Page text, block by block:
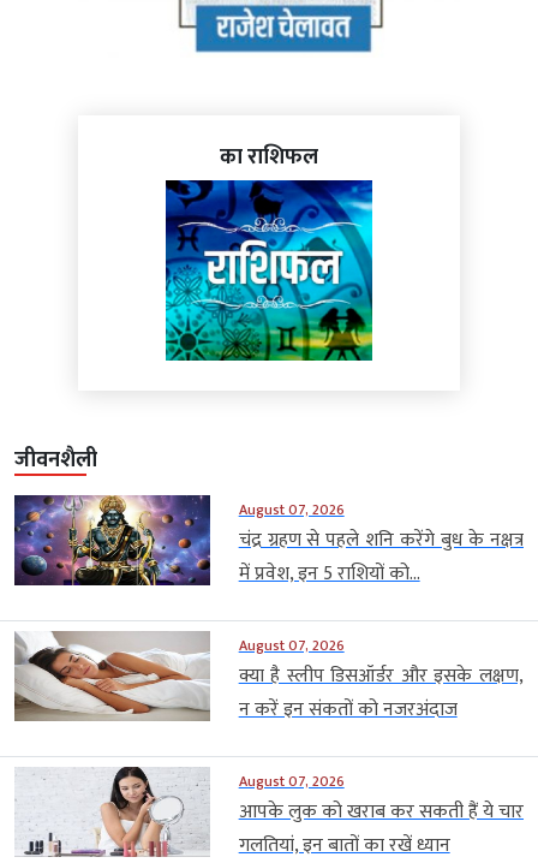
का राशिफल
जीवनशैली
August 07, 2026
चंद्र ग्रहण से पहले शनि करेंगे बुध के नक्षत्र
में प्रवेश, इन 5 राशियों को...
August 07, 2026
क्या है स्लीप डिसऑर्डर और इसके लक्षण,
न करें इन संकतों को नजरअंदाज
August 07, 2026
आपके लुक को खराब कर सकती हैं ये चार
गलतियां, इन बातों का रखें ध्यान